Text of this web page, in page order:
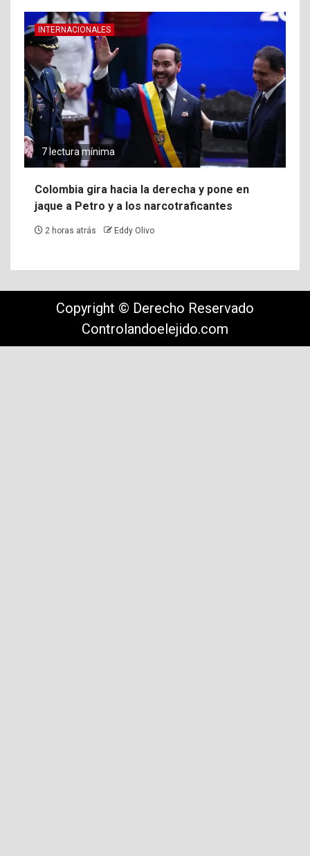
INTERNACIONALES
7 lectura mínima
Colombia gira hacia la derecha y pone en
jaque a Petro y a los narcotraficantes
2 horas atrás Eddy Olivo
Copyright © Derecho Reservado
Controlandoelejido.com